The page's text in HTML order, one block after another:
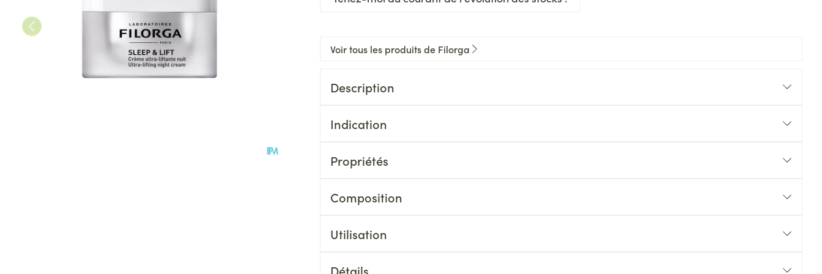
Voir tous les produits de Filorga
Description
Indication
Propriétés
Composition
Utilisation
Détails